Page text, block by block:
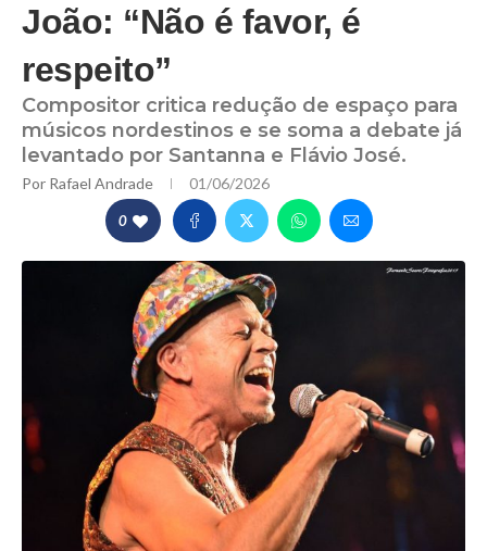
João: “Não é favor, é
respeito”
Compositor critica redução de espaço para
músicos nordestinos e se soma a debate já
levantado por Santanna e Flávio José.
Por Rafael Andrade 01/06/2026
0